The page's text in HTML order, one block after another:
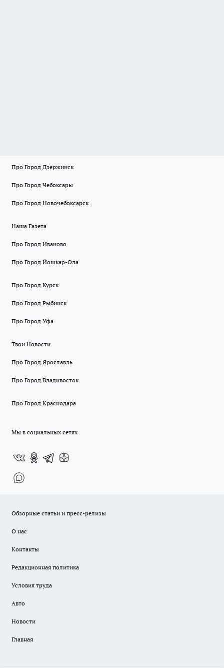
Про Город Дзержинск
Про Город Чебоксары
Про Город Новочебоксарск
Наша Газета
Про Город Иваново
Про Город Йошкар-Ола
Про Город Курск
Про Город Рыбинск
Про Город Уфа
Твои Новости
Про Город Ярославль
Про Город Владивосток
Про Город Краснодара
Мы в социальных сетях
Обзорные статьи и пресс-релизы
О нас
Контакты
Редакционная политика
Условия труда
Авто
Новости
Главная